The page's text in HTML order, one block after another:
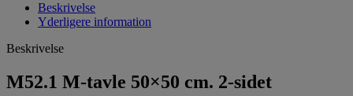
Beskrivelse
Yderligere information
Beskrivelse
M52.1 M-tavle 50×50 cm. 2-sidet